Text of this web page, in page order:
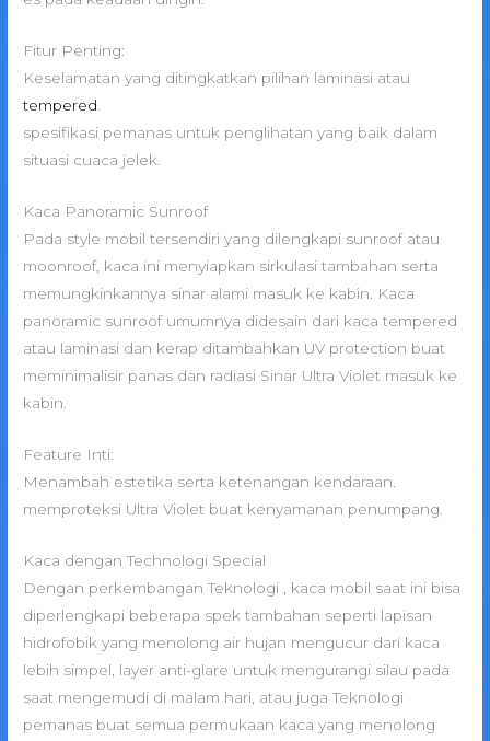
Fitur Penting:
Keselamatan yang ditingkatkan pilihan laminasi atau
tempered
spesifikasi pemanas untuk penglihatan yang baik dalam
situasi cuaca jelek.
Kaca Panoramic Sunroof
Pada style mobil tersendiri yang dilengkapi sunroof atau
moonroof, kaca ini menyiapkan sirkulasi tambahan serta
memungkinkannya sinar alami masuk ke kabin. Kaca
panoramic sunroof umumnya didesain dari kaca tempered
atau laminasi dan kerap ditambahkan UV protection buat
meminimalisir panas dan radiasi Sinar Ultra Violet masuk ke
kabin.
Feature Inti:
Menambah estetika serta ketenangan kendaraan.
memproteksi Ultra Violet buat kenyamanan penumpang.
Kaca dengan Technologi Special
Dengan perkembangan Teknologi , kaca mobil saat ini bisa
diperlengkapi beberapa spek tambahan seperti lapisan
hidrofobik yang menolong air hujan mengucur dari kaca
lebih simpel, layer anti-glare untuk mengurangi silau pada
saat mengemudi di malam hari, atau juga Teknologi
pemanas buat semua permukaan kaca yang menolong